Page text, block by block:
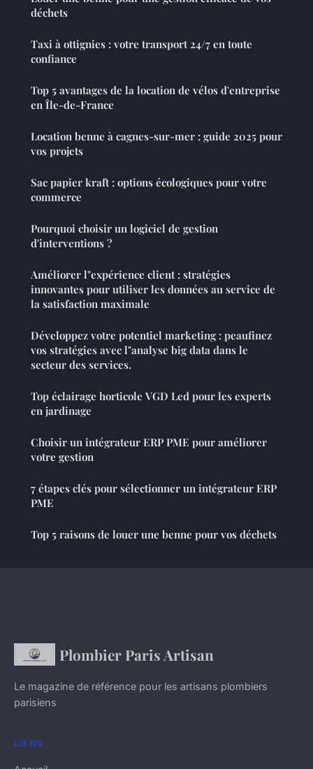
déchets
Taxi à ottignies : votre transport 24/7 en toute
confiance
Top 5 avantages de la location de vélos d'entreprise
en Île-de-France
Location benne à cagnes-sur-mer : guide 2025 pour
vos projets
Sac papier kraft : options écologiques pour votre
commerce
Pourquoi choisir un logiciel de gestion
d'interventions ?
Améliorer l"expérience client : stratégies
innovantes pour utiliser les données au service de
la satisfaction maximale
Développez votre potentiel marketing : peaufinez
vos stratégies avec l"analyse big data dans le
secteur des services.
Top éclairage horticole VGD Led pour les experts
en jardinage
Choisir un intégrateur ERP PME pour améliorer
votre gestion
7 étapes clés pour sélectionner un intégrateur ERP
PME
Top 5 raisons de louer une benne pour vos déchets
Plombier Paris Artisan
Le magazine de référence pour les artisans plombiers
parisiens
LIENS